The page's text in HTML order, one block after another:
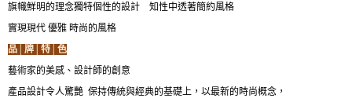
旗幟鮮明的理念獨特個性的設計 知性中透著簡約風格
實現現代 優雅 時尚的風格
品│牌│特│色
藝術家的美感、設計師的創意
產品設計令人驚艷 保持傳統與經典的基礎上，以最新的時尚概念，